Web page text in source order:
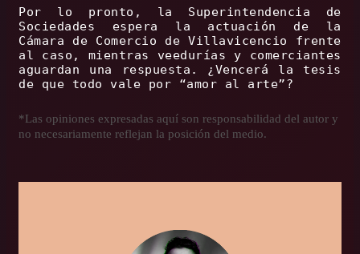
Por lo pronto, la Superintendencia de
Sociedades espera la actuación de la
Cámara de Comercio de Villavicencio frente
al caso, mientras veedurías y comerciantes
aguardan una respuesta. ¿Vencerá la tesis
de que todo vale por “amor al arte”?
*Las opiniones expresadas aquí son responsabilidad del autor y
no necesariamente reflejan la posición del medio.